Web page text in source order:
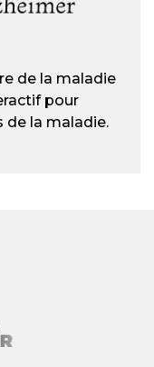
de la maladie
pour
de la maladie.